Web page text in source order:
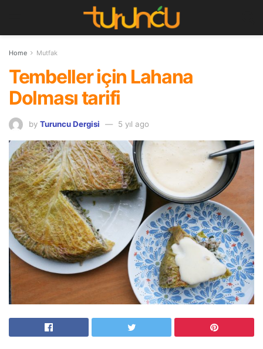
Home Mutfak
Tembeller için Lahana
Dolması tarifi
by Turuncu Dergisi 5 yıl ago